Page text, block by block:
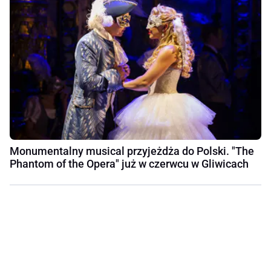
Monumentalny musical przyjeżdża do Polski. "The
Phantom of the Opera" już w czerwcu w Gliwicach